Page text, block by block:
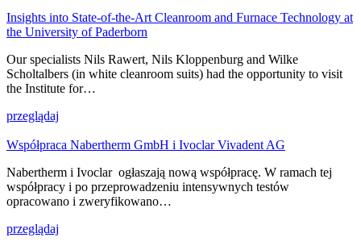
Insights into State-of-the-Art Cleanroom and Furnace Technology at
the University of Paderborn
Our specialists Nils Rawert, Nils Kloppenburg and Wilke
Scholtalbers (in white cleanroom suits) had the opportunity to visit
the Institute for…
przeglądaj
Współpraca Nabertherm GmbH i Ivoclar Vivadent AG
Nabertherm i Ivoclar ogłaszają nową współpracę. W ramach tej
współpracy i po przeprowadzeniu intensywnych testów
opracowano i zweryfikowano…
przeglądaj